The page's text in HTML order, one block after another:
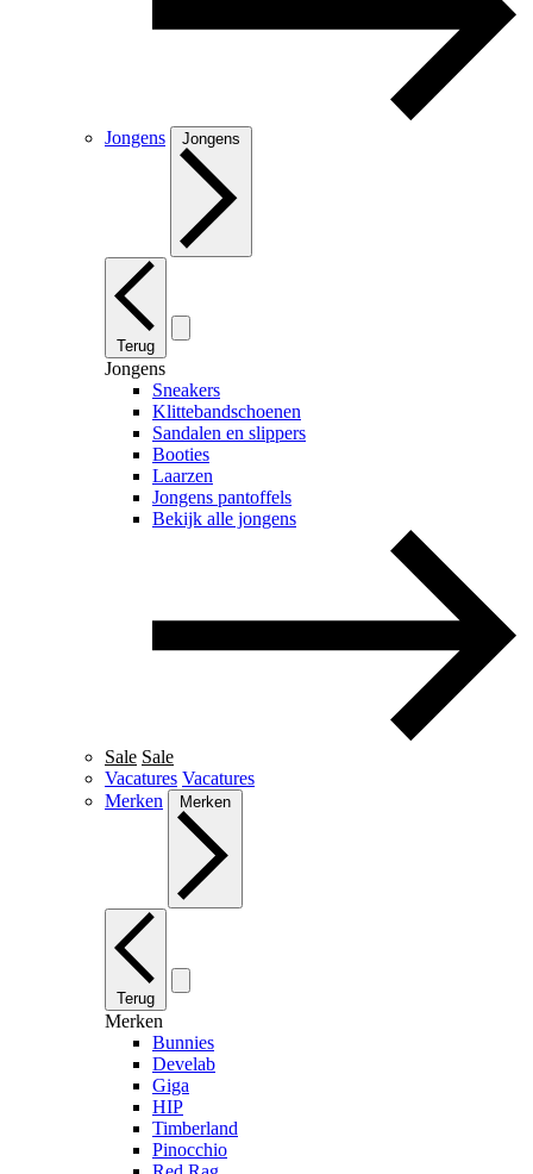
Jongens Jongens
Terug
Jongens
Sneakers
Klittebandschoenen
Sandalen en slippers
Booties
Laarzen
Jongens pantoffels
Bekijk alle jongens
Sale Sale
Vacatures Vacatures
Merken
Merken
Terug
Merken
Bunnies
Develab
Giga
HIP
Timberland
Pinocchio